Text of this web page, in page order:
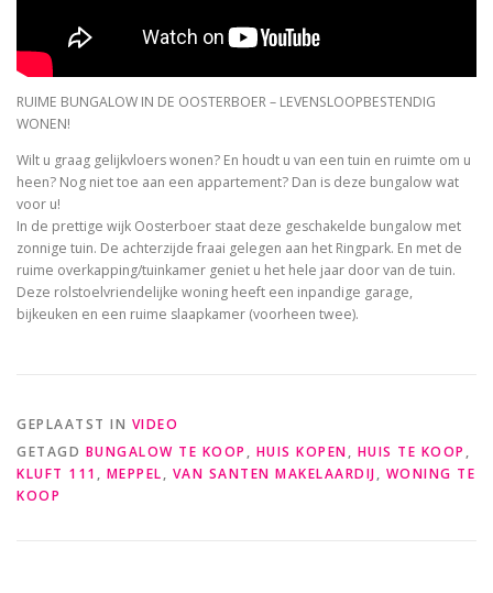
RUIME BUNGALOW IN DE OOSTERBOER – LEVENSLOOPBESTENDIG
WONEN!
Wilt u graag gelijkvloers wonen? En houdt u van een tuin en ruimte om u
heen? Nog niet toe aan een appartement? Dan is deze bungalow wat
voor u!
In de prettige wijk Oosterboer staat deze geschakelde bungalow met
zonnige tuin. De achterzijde fraai gelegen aan het Ringpark. En met de
ruime overkapping/tuinkamer geniet u het hele jaar door van de tuin.
Deze rolstoelvriendelijke woning heeft een inpandige garage,
bijkeuken en een ruime slaapkamer (voorheen twee).
GEPLAATST IN VIDEO
GETAGD BUNGALOW TE KOOP , HUIS KOPEN, HUIS TE KOOP ,
KLUFT 111 , MEPPEL, VAN SANTEN MAKELAARDIJ, WONING TE
KOOP